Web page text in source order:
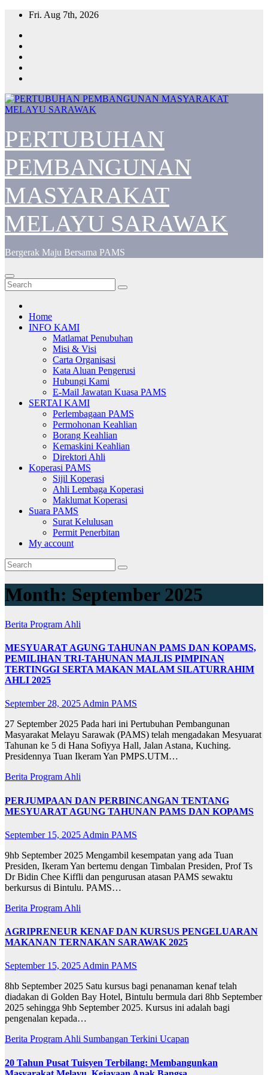
Skip
content
Fri. Aug 7th, 2026
PERTUBUHAN
PEMBANGUNAN
MASYARAKAT
MELAYU SARAWAK
Bergerak Maju Bersama PAMS
Home
INFO KAMI
Matlamat Penubuhan
Misi & Visi
Carta Organisasi
Kata Aluan Pengerusi
Hubungi Kami
E-Mail Jawatan Kuasa PAMS
SERTAI KAMI
Perlembagaan PAMS
Permohonan Keahlian
Borang Keahlian
Kemaskini Keahlian
Direktori Ahli
Koperasi PAMS
Sijil Koperasi
Ahli Lembaga Koperasi
Maklumat Koperasi
Suara PAMS
Surat Kelulusan
Permit Penerbitan
My account
Month: September 2025
Berita Program Ahli
MESYUARAT AGUNG TAHUNAN PAMS DAN KOPAMS,
PEMILIHAN TRI-TAHUNAN MAJLIS PIMPINAN
TERTINGGI SERTA MAKAN MALAM SILATURRAHIM
AHLI 2025
September 28, 2025Admin PAMS
27 September 2025 Pada hari ini Pertubuhan Pembangunan
Masyarakat Melayu Sarawak (PAMS) telah mengadakan Mesyuarat
Tahunan ke 5 di Hana Sofiyya Hall, Jalan Astana, Kuching.
Presidennya Tuan Ikeram Yan PMPS.UTM…
Berita Program Ahli
PERJUMPAAN DAN PERBINCANGAN TENTANG
MESYUARAT AGUNG TAHUNAN PAMS DAN KOPAMS
September 15, 2025 Admin PAMS
9hb September 2025 Mengambil kesempatan yang ada Tuan
Presiden, Ikeram Yan bertemu dengan Timbalan Presiden, Prof Ts
Dr Bidin Chee Kiffli dan pengurusan atasan PAMS sewaktu
berkursus di Bintulu. PAMS…
Berita Program Ahli
AGRIPRENEUR KENAF DAN KURSUS PENGELUARAN
MAKANAN TERNAKAN SARAWAK 2025
September 15, 2025Admin PAMS
8hb September 2025 Satu kursus bagi penanaman kenaf telah
diadakan di Golden Bay Hotel, Bintulu bermula dari 8hb September
2025 sehingga 9hb September 2025. Kursus ini adalah bagi
pengenalan kepada…
Berita Program Ahli Sumbangan Terkini Ucapan
20 Tahun Pusat Tuisyen Terbilang: Membangunkan